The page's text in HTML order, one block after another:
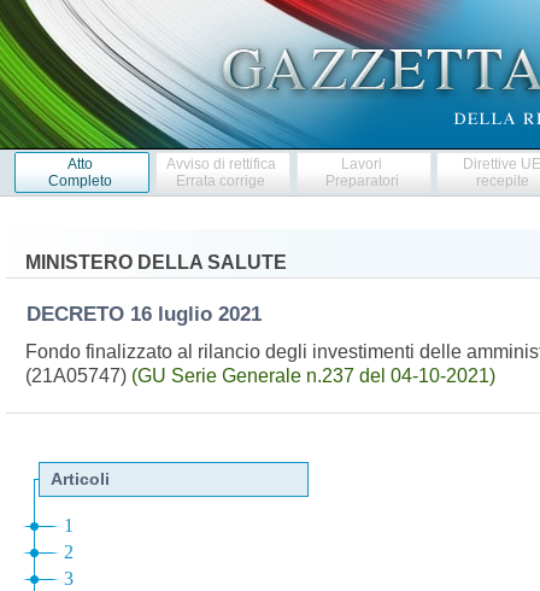
Atto
Completo
Avviso di rettifica
Errata corrige
Lavori
Preparatori
Direttive
recepite
MINISTERO DELLA SALUTE
DECRETO 16 luglio 2021
Fondo finalizzato al rilancio degli investimenti delle
(21A05747) (GU Serie Generale n.237 del 04-10-2021)